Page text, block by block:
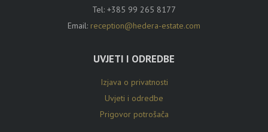
Tel: +385 99 265 8177
Email: reception@hedera-estate.com
UVJETI I ODREDBE
Izjava o privatnosti
Uvjeti i odredbe
Prigovor potrošača